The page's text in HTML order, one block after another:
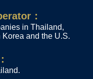
：
in Thailand,
and the U.S.